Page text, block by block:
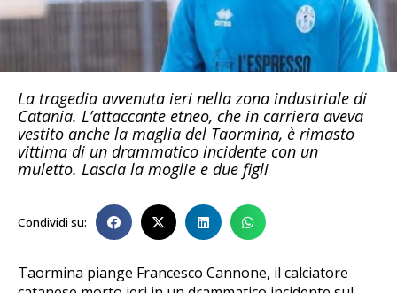
La tragedia avvenuta ieri nella zona industriale di
Catania. L’attaccante etneo, che in carriera aveva
vestito anche la maglia del Taormina, è rimasto
vittima di un drammatico incidente con un
muletto. Lascia la moglie e due figli
Condividi su:
Taormina piange Francesco Cannone, il calciatore